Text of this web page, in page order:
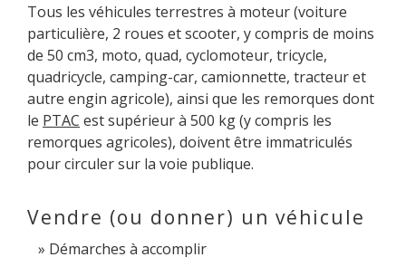
Tous les véhicules terrestres à moteur (voiture
particulière, 2 roues et scooter, y compris de moins
de 50 cm3, moto, quad, cyclomoteur, tricycle,
quadricycle, camping-car, camionnette, tracteur et
autre engin agricole), ainsi que les remorques dont
le PTAC est supérieur à 500 kg (y compris les
remorques agricoles), doivent être immatriculés
pour circuler sur la voie publique.
Vendre (ou donner) un véhicule
Démarches à accomplir